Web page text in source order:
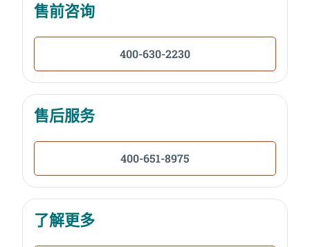
售前咨询
400-630-2230
售后服务
400-651-8975
了解更多